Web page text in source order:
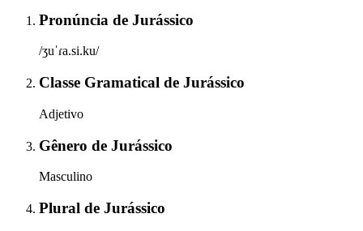
Pronúncia de Jurássico
/ʒuˈɾa.si.ku/
Classe Gramatical de Jurássico
Adjetivo
Gênero de Jurássico
Masculino
Plural de Jurássico